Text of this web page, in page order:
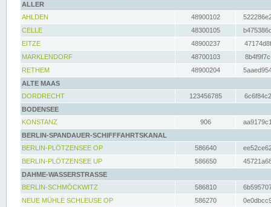
ALLER
AHLDEN
48900102
CELLE
48300105
EITZE
48900237
MARKLENDORF
48700103
RETHEM
48900204
ALTE MAAS
DORDRECHT
123456785
BODENSEE
KONSTANZ
906
BERLIN-SPANDAUER-SCHIFFFAHRTSKANAL
BERLIN-PLÖTZENSEE OP
586640
BERLIN-PLÖTZENSEE UP
586650
DAHME-WASSERSTRASSE
BERLIN-SCHMÖCKWITZ
586810
NEUE MÜHLE SCHLEUSE OP
586270